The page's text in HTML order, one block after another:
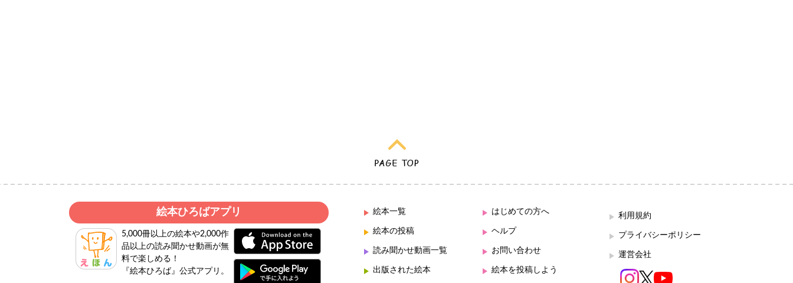
絵本ひろばアプリ
5,000冊以上の絵本や2,000作
品以上の読み聞かせ動画が無
料で楽しめる！
『絵本ひろば』公式アプリ。
絵本一覧
絵本の投稿
読み聞かせ動画一覧
出版された絵本
はじめての方へ
ヘルプ
お問い合わせ
絵本を投稿しよう
利用規約
プライバシーポリシー
運営会社